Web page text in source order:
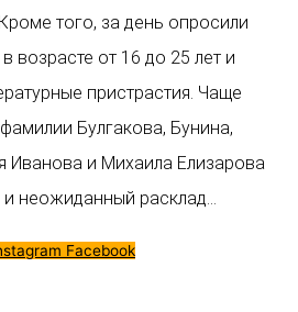
того, за день опросили
возрасте от 16 до 25 лет и
пристрастия. Чаще
Булгакова, Бунина,
Иванова и Михаила Елизарова
и неожиданный расклад…
Facebook